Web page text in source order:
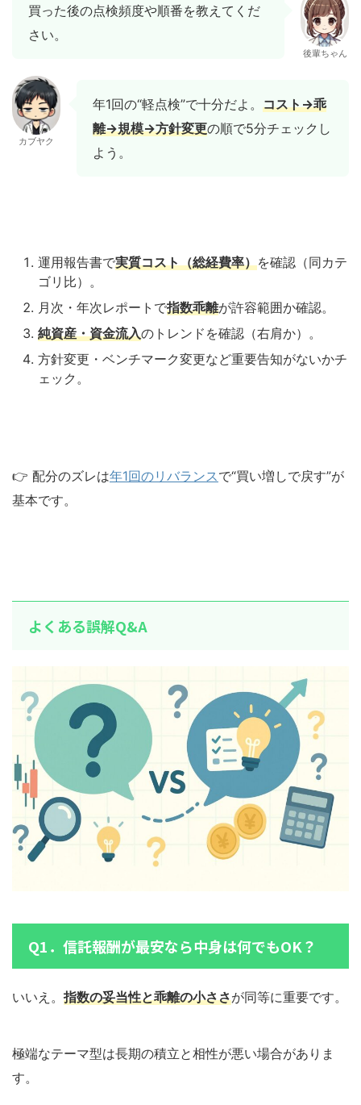
買った後の点検頻度や順番を教えてくだ
さい。
後輩ちゃん
カブヤク
年1回の“軽点検”で十分だよ。 コスト→乖
離→規模→方針変更の順で5分チェックし
よう。
運用報告書で実質コスト（総経費率）を確認（同カテ
ゴリ比）。
月次・年次レポートで指数乖離が許容範囲か確認。
純資産・資金流入のトレンドを確認（右肩か）。
方針変更・ベンチマーク変更など重要告知がないかチ
ェック。
👉 配分のズレは年1回のリバランスで“買い増しで戻す”が
基本です。
よくある誤解Q&A
Q1．信託報酬が最安なら中身は何でもOK？
いいえ。 指数の妥当性と乖離の小ささが同等に重要です。
極端なテーマ型は長期の積立と相性が悪い場合がありま
す。